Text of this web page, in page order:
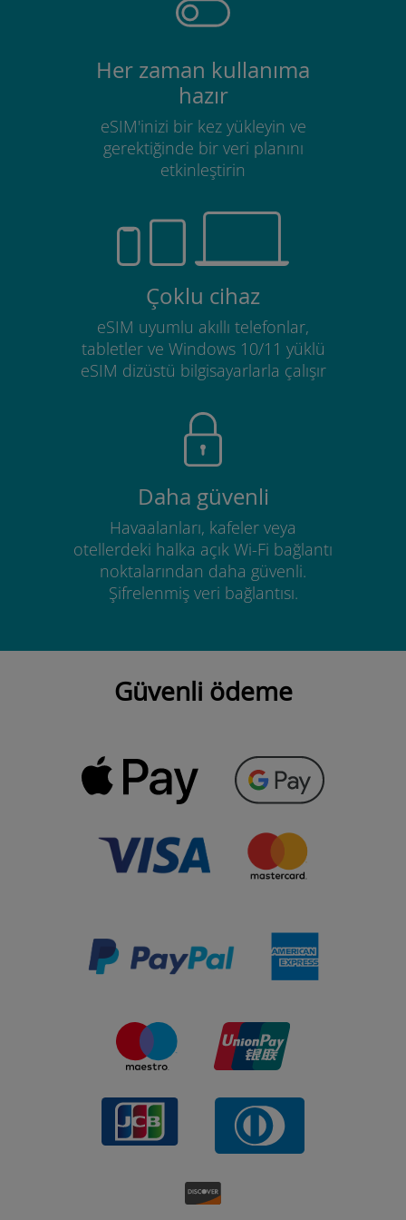
Her zaman kullanıma
hazır
eSIM'inizi bir kez yükleyin ve
gerektiğinde bir veri planını
etkinleştirin
Çoklu cihaz
eSIM uyumlu akıllı telefonlar,
tabletler ve Windows 10/11 yüklü
eSIM dizüstü bilgisayarlarla çalışır
Daha güvenli
Havaalanları, kafeler veya
otellerdeki halka açık Wi-Fi bağlantı
noktalarından daha güvenli.
Şifrelenmiş veri bağlantısı.
Güvenli ödeme